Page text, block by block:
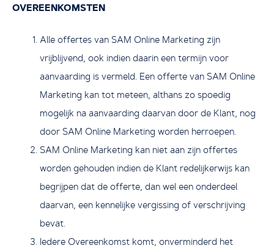
OVEREENKOMSTEN
Alle offertes van SAM Online Marketing zijn
vrijblijvend, ook indien daarin een termijn voor
aanvaarding is vermeld. Een offerte van SAM Online
Marketing kan tot meteen, althans zo spoedig
mogelijk na aanvaarding daarvan door de Klant, nog
door SAM Online Marketing worden herroepen.
SAM Online Marketing kan niet aan zijn offertes
worden gehouden indien de Klant redelijkerwijs kan
begrijpen dat de offerte, dan wel een onderdeel
daarvan, een kennelijke vergissing of verschrijving
bevat.
Iedere Overeenkomst komt, onverminderd het